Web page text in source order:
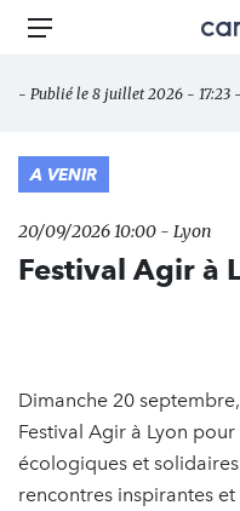
Aller
principal
des
Menu
- Publié le 8 juillet 2026 - 17:23
A VENIR
20/09/2026 10:00 - Lyon
Festival Agir à
Dimanche 20
Festival Agir à Lyon
écologiques et
rencontres inspirantes